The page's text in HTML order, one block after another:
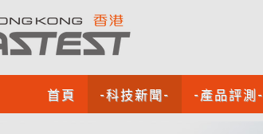
首頁 -科技新聞- -產品評測-